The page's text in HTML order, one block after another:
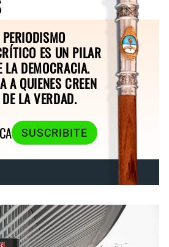
ES UN PILAR
LA DEMOCRACIA.
A QUIENES CREEN
LA VERDAD.
SUSCRIBITE